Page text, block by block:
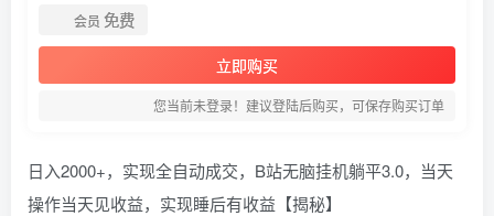
会员 免费
立即购买
您当前未登录！建议登陆后购买，可保存购买订单
日入2000+，实现全自动成交，B站无脑挂机躺平3.0，当天
操作当天见收益，实现睡后有收益【揭秘】